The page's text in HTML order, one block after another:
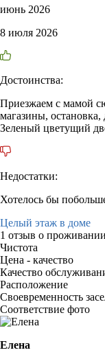
июнь 2026
8 июля 2026
Достоинства:
Приезжаем с мамой
магазины, остановка,
Зеленый цветущий
Недостатки:
Хотелось бы
Целый этаж в доме
1 отзыв о
Чистота
Цена - качество
Качество
Расположение
Своевременность
Соответствие фото
Елена